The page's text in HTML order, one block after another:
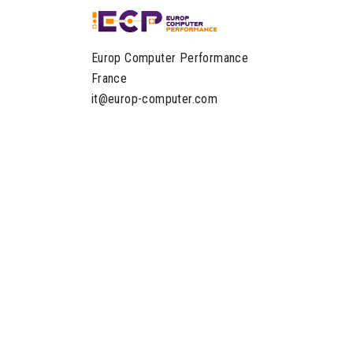
Europ Computer Performance
France
it@europ-computer.com